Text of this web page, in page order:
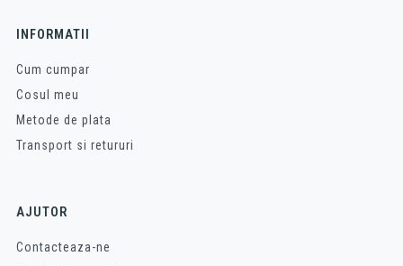
INFORMATII
Cum cumpar
Cosul meu
Metode de plata
Transport si retururi
AJUTOR
Contacteaza-ne